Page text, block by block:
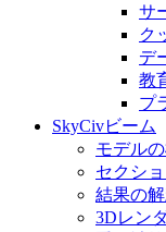
サ
ク
デ
教
プ
SkyCivビーム
モデル
セクシ
結果の
3Dレン